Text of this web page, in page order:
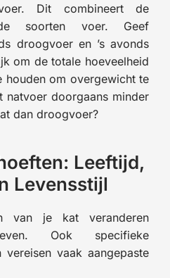
Dit combineert de
soorten voer. Geef
droogvoer en ’s avonds
om de totale hoeveelheid
houden om overgewicht te
doorgaans minder
dan droogvoer?
Leeftijd,
Levensstijl
van je kat veranderen
Ook specifieke
vereisen vaak aangepaste